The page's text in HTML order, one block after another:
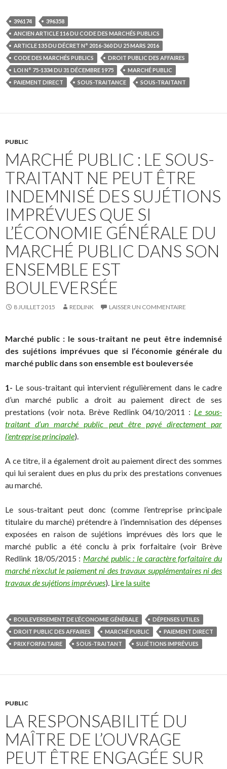
396174
396358
ANCIEN ARTICLE 116 DU CODE DES MARCHÉS PUBLICS
ARTICLE 135 DU DÉCRET N° 2016-360 DU 25 MARS 2016
CODE DES MARCHÉS PUBLICS
DROIT PUBLIC DES AFFAIRES
LOI N° 75-1334 DU 31 DÉCEMBRE 1975
MARCHÉ PUBLIC
PAIEMENT DIRECT
SOUS-TRAITANCE SOUS-TRAITANT
PUBLIC
MARCHÉ PUBLIC : LE SOUS-
TRAITANT NE PEUT ÊTRE
INDEMNISÉ DES SUJÉTIONS
IMPRÉVUES QUE SI
L’ÉCONOMIE GÉNÉRALE DU
MARCHÉ PUBLIC DANS SON
ENSEMBLE EST
BOULEVERSÉE
8 JUILLET 2015 REDLINK LAISSER UN COMMENTAIRE
Marché public : le sous-traitant ne peut être indemnisé
des sujétions imprévues que si l’économie générale du
marché public dans son ensemble est bouleversée
1- Le sous-traitant qui intervient régulièrement dans le cadre
d’un marché public a droit au paiement direct de ses
prestations (voir nota. Brève Redlink 04/10/2011 : Le sous-
traitant d’un marché public peut être payé directement par
l’entreprise principale).
A ce titre, il a également droit au paiement direct des sommes
qui lui seraient dues en plus du prix des prestations convenues
au marché.
Le sous-traitant peut donc (comme l’entreprise principale
titulaire du marché) prétendre à l’indemnisation des dépenses
exposées en raison de sujétions imprévues dès lors que le
marché public a été conclu à prix forfaitaire (voir Brève
Redlink 18/05/2015 : Marché public : le caractère forfaitaire du
marché n’exclut le paiement ni des travaux supplémentaires ni des
travaux de sujétions imprévues). Lire la suite
BOULEVERSEMENT DE L’ÉCONOMIE GÉNÉRALE
DÉPENSES UTILES
DROIT PUBLIC DES AFFAIRES
MARCHÉ PUBLIC
PAIEMENT DIRECT
PRIX FORFAITAIRE
SOUS-TRAITANT SUJÉTIONS IMPRÉVUES
PUBLIC
LA RESPONSABILITÉ DU
MAÎTRE DE L’OUVRAGE
PEUT ÊTRE ENGAGÉE SUR